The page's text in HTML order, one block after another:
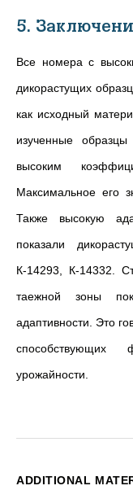
5.
Все номера с
дикорастущих
как исходный
изученные
высоким
Максимальное его
Также высокую
показали
К-14293, К-14332.
таежной зоны
адаптивности. Это
урожайности.
ADDITIONAL